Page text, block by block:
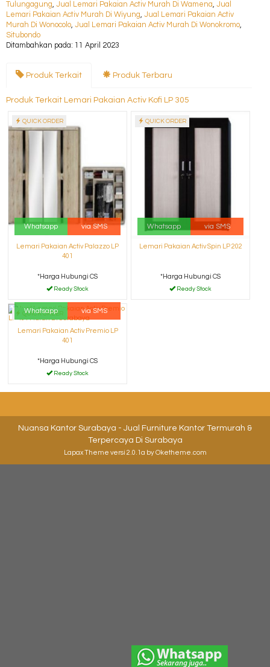
Tulungagung, Jual Lemari Pakaian Activ Murah Di Wamena, Jual
Lemari Pakaian Activ Murah Di Wiyung, Jual Lemari Pakaian Activ
Murah Di Wonocolo, Jual Lemari Pakaian Activ Murah Di Wonokromo,
Situbondo
Ditambahkan pada: 11 April 2023
Produk Terkait Produk Terbaru
Produk Terkait Lemari Pakaian Activ Kofi LP 305
QUICK ORDER
Whatsapp via SMS
Lemari Pakaian Activ Palazzo LP
401
*Harga Hubungi CS
Ready Stock
QUICK ORDER
Whatsapp via SMS
Lemari Pakaian Activ Spin LP 202
*Harga Hubungi CS
Ready Stock
QUICK ORDER
Whatsapp via SMS
Lemari Pakaian Activ Premio LP
401
*Harga Hubungi CS
Ready Stock
Nuansa Kantor Surabaya - Jual Furniture Kantor Termurah &
Terpercaya Di Surabaya
Lapax Theme versi 2.0.1a by Oketheme.com